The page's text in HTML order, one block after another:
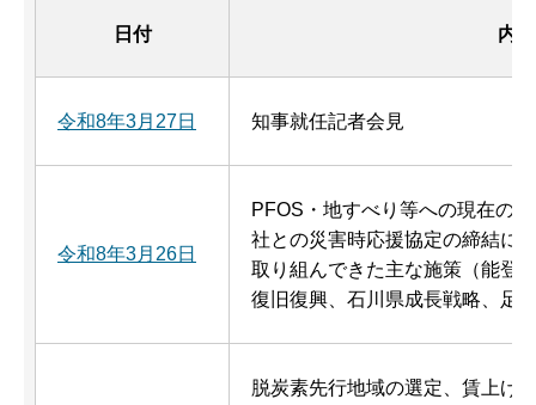
日付 内容
令和8年3月27日 知事就任記者会見
令和8年3月26日
PFOS・地すべり等への現在の
社との災害時応援協定の締結に
取り組んできた主な施策（能登
復旧復興、石川県成長戦略、足
脱炭素先行地域の選定、賃上げ